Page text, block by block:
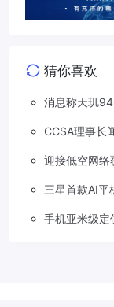
猜你喜欢
消息称天玑
CCSA理事长
迎接低空网络
三星首款AI
手机亚米级定